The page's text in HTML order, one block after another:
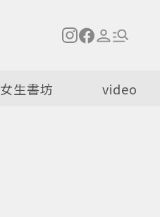
女生書坊 video